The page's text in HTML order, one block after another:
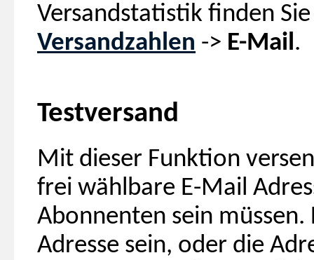
Versandstatistik finden
Versandzahlen -> E-Mail.
Testversand
Mit dieser Funktion
frei wählbare E-Mail
Abonnenten sein müssen.
Adresse sein, oder die